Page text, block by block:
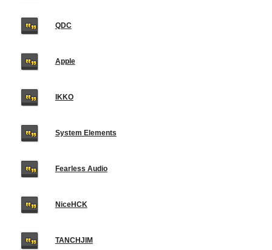
QDC
Apple
IKKO
System Elements
Fearless Audio
NiceHCK
TANCHJIM